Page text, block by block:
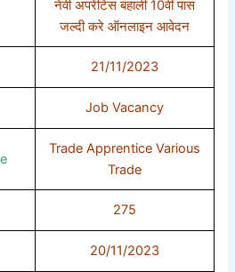
नेवी अपरेंटिस बहाली 10वीं पास
जल्दी करे ऑनलाइन आवेदन
21/11/2023
Job Vacancy
Trade Apprentice Various
Trade
275
20/11/2023